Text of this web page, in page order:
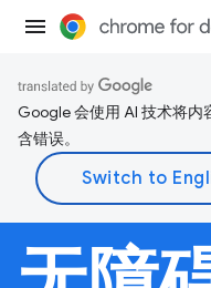
Google 会使用 AI 技术将内
含错误。